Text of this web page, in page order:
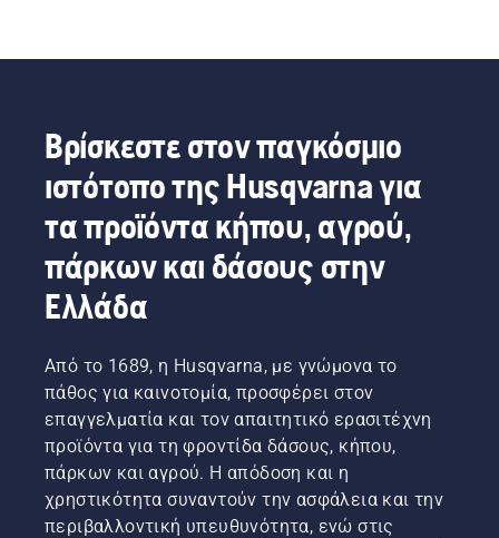
Βρίσκεστε στον παγκόσμιο
ιστότοπο της Husqvarna για
τα προϊόντα κήπου, αγρού,
πάρκων και δάσους στην
Ελλάδα
Από το 1689, η Husqvarna, με γνώμονα το
πάθος για καινοτομία, προσφέρει στον
επαγγελματία και τον απαιτητικό ερασιτέχνη
προϊόντα για τη φροντίδα δάσους, κήπου,
πάρκων και αγρού. Η απόδοση και η
χρηστικότητα συναντούν την ασφάλεια και την
περιβαλλοντική υπευθυνότητα, ενώ στις